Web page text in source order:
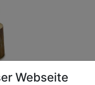
Webseite